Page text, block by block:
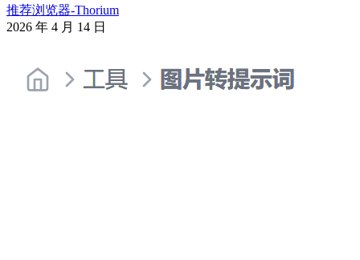
推荐浏览器-Thorium
2026 年 4 月 14 日